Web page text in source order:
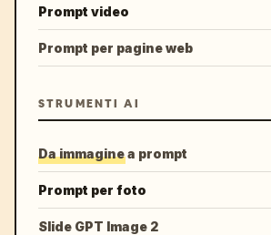
Prompt video
Prompt per pagine web
STRUMENTI AI
Da immagine a prompt
Prompt per foto
Slide GPT Image 2